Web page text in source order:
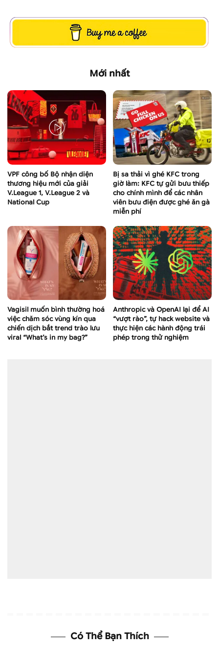
Mới nhất
VPF công bố Bộ nhận diện
thương hiệu mới của giải
V.League 1, V.League 2 và
National Cup
Bị sa thải vì ghé KFC trong
giờ làm: KFC tự gửi bưu thiếp
cho chính mình để các nhân
viên bưu điện được ghé ăn gà
miễn phí
Vagisil muốn bình thường hoá
việc chăm sóc vùng kín qua
chiến dịch bắt trend trào lưu
viral “What’s in my bag?”
Anthropic và OpenAI lại để AI
“vượt rào”, tự hack website và
thực hiện các hành động trái
phép trong thử nghiệm
Có Thể Bạn Thích